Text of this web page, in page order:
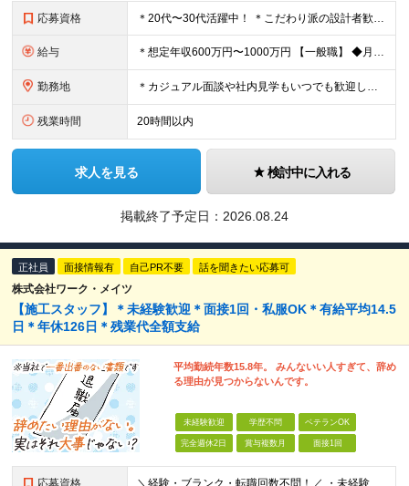
応募資格 ＊20代〜30代活躍中！ ＊こだわり派の設計者歓迎 ◆学歴不問 ◆住宅設備の設計実務経験をお持ちの方（年数不問） ＼こんな方にピッタリです／ ★「自分の意見が通らない」環境を脱したい方 ★土地の目
給与 ＊想定年収600万円〜1000万円 【一般職】 ◆月給：390,000円～530,000円 ※固定残業代：145,320 円～/45時間分含む (所定外残業代：41,520円～/15時間分) (
勤務地 ＊カジュアル面談や社内見学もいつでも歓迎してます！ ＊駅直結・最新設備の綺麗なオフィスです！ 【本社】 東京都港区虎ノ門2丁目4番7号 T-LITE 7階 (変更の範囲)上記を除く当社関連勤務地
残業時間 20時間以内
求人を見る 検討中に入れる
掲載終了予定日： 2026.08.24
正社員 面接情報有 自己PR不要 話を聞きたい応募可
株式会社ワーク・メイツ
【施工スタッフ】＊未経験歓迎＊面接1回・私服OK＊有給平均14.5
日＊年休126日＊残業代全額支給
平均勤続年数15.8年。 みんないい人すぎて、辞め
る理由が見つからないんです。
未経験歓迎 学歴不問 ベテランOK
完全週休2日 賞与複数月 面接1回
応募資格